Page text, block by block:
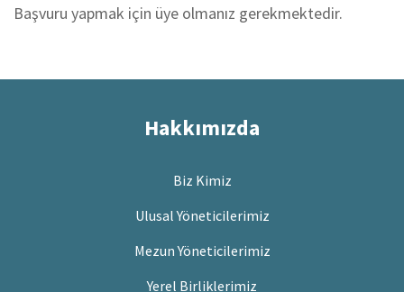
Başvuru yapmak için üye olmanız gerekmektedir.
Hakkımızda
Biz Kimiz
Ulusal Yöneticilerimiz
Mezun Yöneticilerimiz
Yerel Birliklerimiz